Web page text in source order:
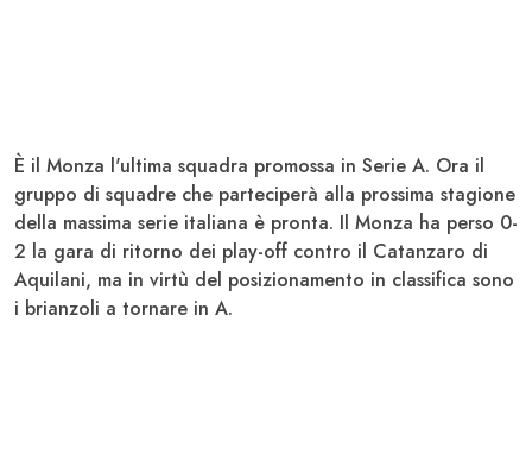
È il Monza l'ultima squadra promossa in Serie A. Ora il
gruppo di squadre che parteciperà alla prossima stagione
della massima serie italiana è pronta. Il Monza ha perso 0-
2 la gara di ritorno dei play-off contro il Catanzaro di
Aquilani, ma in virtù del posizionamento in classifica sono
i brianzoli a tornare in A.